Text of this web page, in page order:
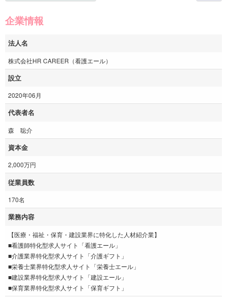
企業情報
法人名
株式会社HR CAREER（看護エール）
設立
2020年06月
代表者名
森 聡介
資本金
2,000万円
従業員数
170名
業務内容
【医療・福祉・保育・建設業界に特化した人材紹介業】
■看護師特化型求人サイト「看護エール」
■介護業界特化型求人サイト「介護ギフト」
■栄養士業界特化型求人サイト「栄養士エール」
■建設業界特化型求人サイト「建設エール」
■保育業界特化型求人サイト「保育ギフト」